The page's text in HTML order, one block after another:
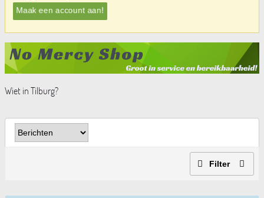
Maak een account aan!
Wiet in Tilburg?
Filter